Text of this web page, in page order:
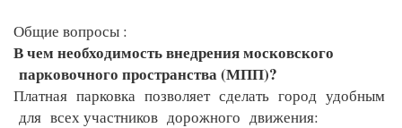
Общие вопросы :
В чем необходимость внедрения московского
парковочного пространства (МПП)?
Платная парковка позволяет сделать город удобным
для всех участников дорожного движения: